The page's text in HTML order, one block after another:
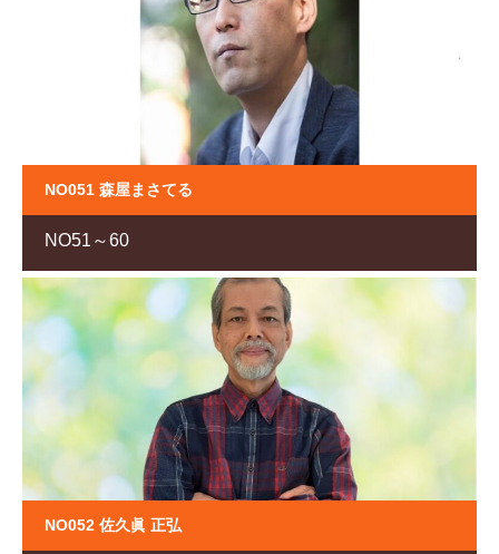
NO051 森屋まさてる
NO51～60
NO052 佐久眞 正弘